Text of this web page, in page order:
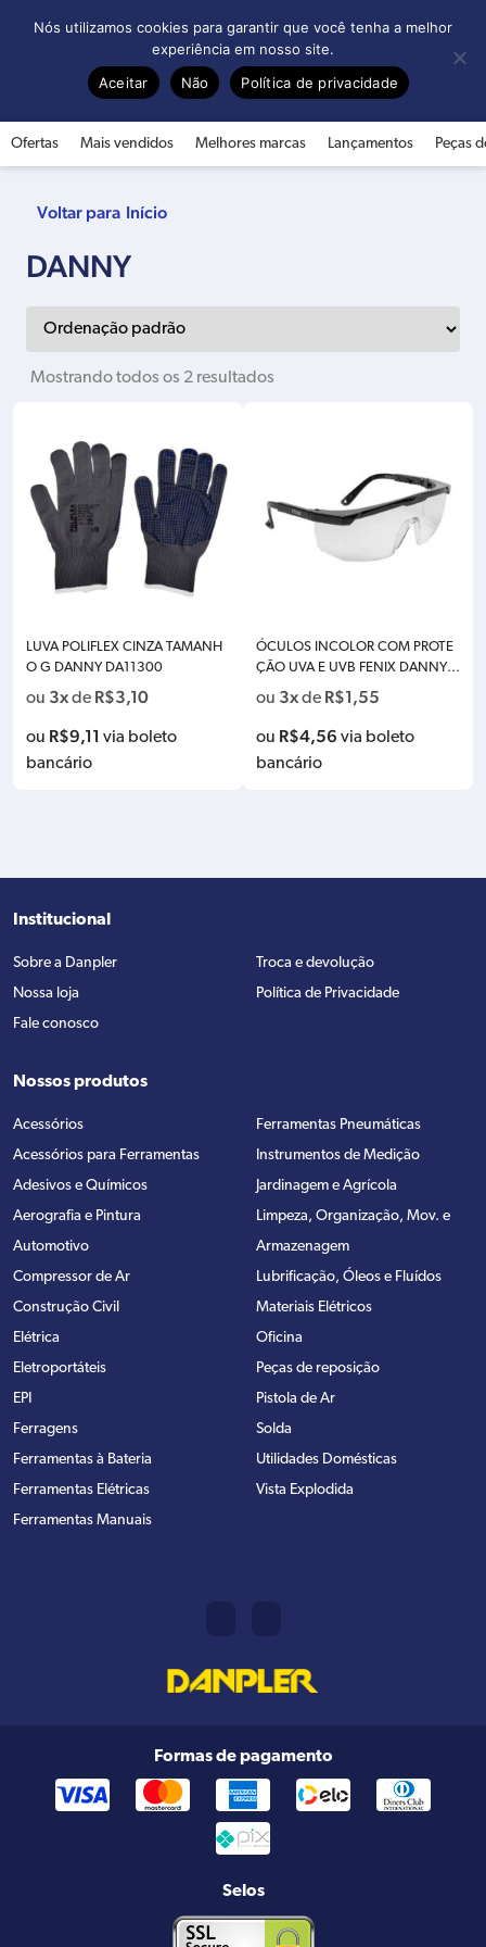
Ofertas Mais vendidos Melhores marcas Lançamentos Peças
Início
DANNY
Mostrando todos os 2 resultados
LUVA POLIFLEX CINZA TAMANH
O G DANNY DA11300
ou 3xde R$3,10
ou R$9,11 via boleto
bancário
ÓCULOS INCOLOR COM PROTE
ÇÃO UVA E UVB FENIX DANNY D
A14500
ou 3xde R$1,55
ou R$4,56 via boleto
bancário
Institucional
Sobre a Danpler
Nossa loja
Fale conosco
Troca e devolução
Política de Privacidade
Nossos produtos
Acessórios
Acessórios para Ferramentas
Adesivos e Químicos
Aerografia e Pintura
Automotivo
Compressor de Ar
Construção Civil
Elétrica
Eletroportáteis
EPI
Ferragens
Ferramentas à Bateria
Ferramentas Elétricas
Ferramentas Manuais
Ferramentas Pneumáticas
Instrumentos de Medição
Jardinagem e Agrícola
Limpeza, Organização, Mov. e
Armazenagem
Lubrificação, Óleos e Fluídos
Materiais Elétricos
Oficina
Peças de reposição
Pistola de Ar
Solda
Utilidades Domésticas
Vista Explodida
Formas de pagamento
Selos
Nós utilizamos cookies para garantir que você tenha a melhor
experiência em nosso site.
Aceitar
Não Política de privacidade